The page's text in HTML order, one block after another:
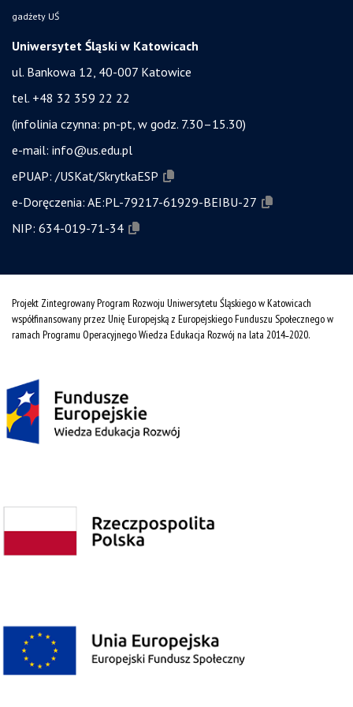
gadżety UŚ
Uniwersytet Śląski w Katowicach
ul. Bankowa 12, 40-007 Katowice
tel. +48 32 359 22 22
(infolinia czynna: pn-pt, w godz. 7.30–15.30)
e-mail: info@us.edu.pl
ePUAP: /USKat/SkrytkaESP
e-Doręczenia: AE:PL-79217-61929-BEIBU-27
NIP: 634-019-71-34
Projekt Zintegrowany Program Rozwoju Uniwersytetu Śląskiego w Katowicach
współfinansowany przez Unię Europejską z Europejskiego Funduszu Społecznego w
ramach Programu Operacyjnego Wiedza Edukacja Rozwój na lata 2014˗2020.